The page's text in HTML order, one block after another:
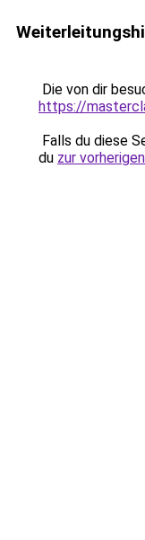
Die von dir
https://
Falls du diese
du zur